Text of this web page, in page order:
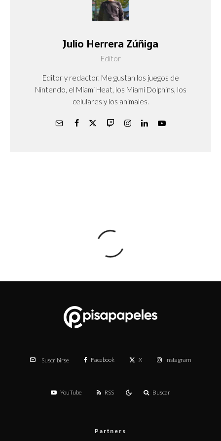
Julio Herrera Zúñiga
Editor
Editor y redactor. Me gustan los juegos de
Nintendo, el Miami Heat, los Miami Dolphins, los
celulares y los animales.
Suscribirse Facebook X Instagram
YouTube RSS Buscar
Partners